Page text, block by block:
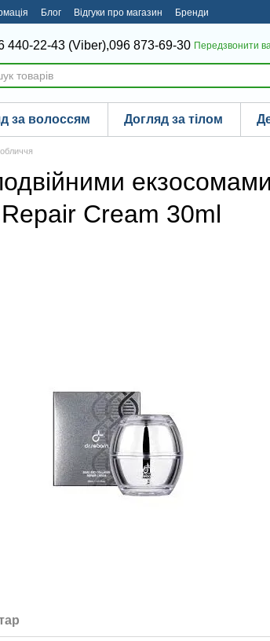
Блог Відгуки про магазин Бренди
440-22-43 (Viber),096 873-69-30 Передзвонити
за волоссям Догляд за тілом
Cream 30ml